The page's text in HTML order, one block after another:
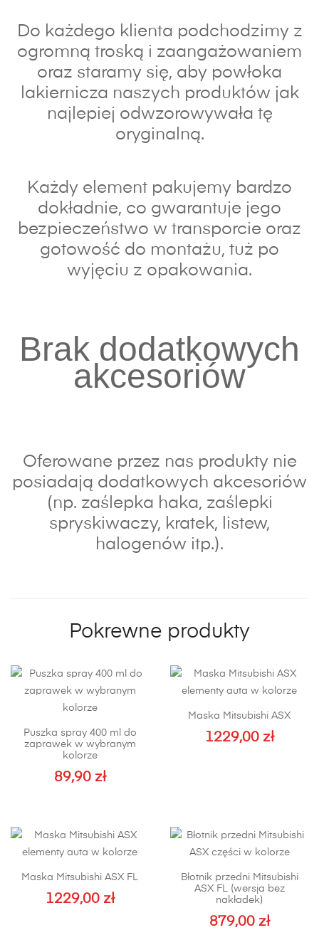
Do każdego klienta podchodzimy z
ogromną troską i zaangażowaniem
oraz staramy się, aby powłoka
lakiernicza naszych produktów jak
najlepiej odwzorowywała tę
oryginalną.
Każdy element pakujemy bardzo
dokładnie, co gwarantuje jego
bezpieczeństwo w transporcie oraz
gotowość do montażu, tuż po
wyjęciu z opakowania.
Brak dodatkowych
akcesoriów
Oferowane przez nas produkty nie
posiadają dodatkowych akcesoriów
(np. zaślepka haka, zaślepki
spryskiwaczy, kratek, listew,
halogenów itp.).
Pokrewne produkty
Puszka spray 400 ml do
zaprawek w wybranym
kolorze
89,90 zł
Maska Mitsubishi ASX
1229,00 zł
Maska Mitsubishi ASX FL
1229,00 zł
Błotnik przedni Mitsubishi
ASX FL (wersja bez
nakładek)
879,00 zł